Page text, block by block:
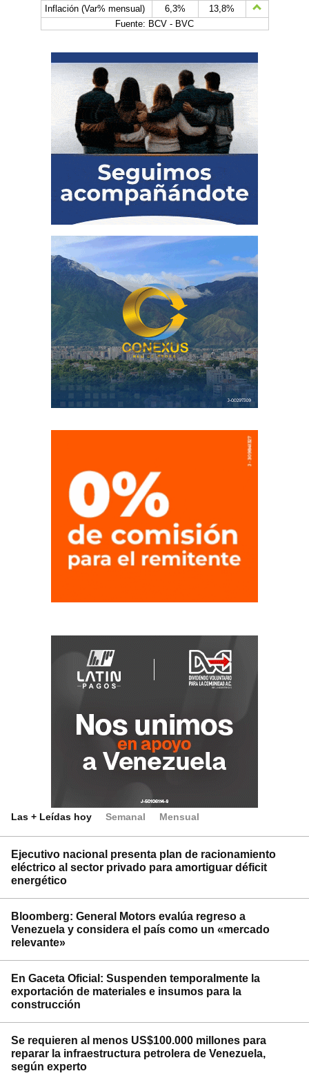
Inflación (Var% mensual)
6,3%
13,8%
Fuente: BCV - BVC
Las + Leídas hoy Semanal Mensual
Ejecutivo nacional presenta plan de racionamiento
eléctrico al sector privado para amortiguar déficit
energético
Bloomberg: General Motors evalúa regreso a
Venezuela y considera el país como un «mercado
relevante»
En Gaceta Oficial: Suspenden temporalmente la
exportación de materiales e insumos para la
construcción
Se requieren al menos US$100.000 millones para
reparar la infraestructura petrolera de Venezuela,
según experto